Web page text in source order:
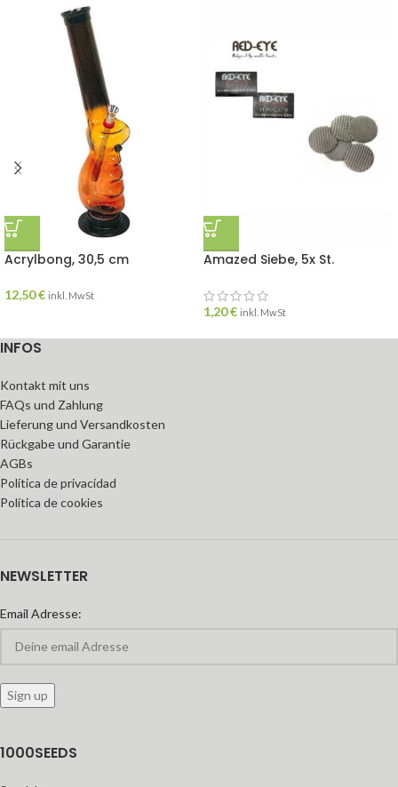
Acrylbong, 30,5 cm
12,50€ inkl. MwSt
Amazed Siebe, 5x St.
1,20€ inkl. MwSt
INFOS
Kontakt mit uns
FAQs und Zahlung
Lieferung und Versandkosten
Rückgabe und Garantie
AGBs
Política de privacidad
Política de cookies
NEWSLETTER
Email Adresse:
1000SEEDS